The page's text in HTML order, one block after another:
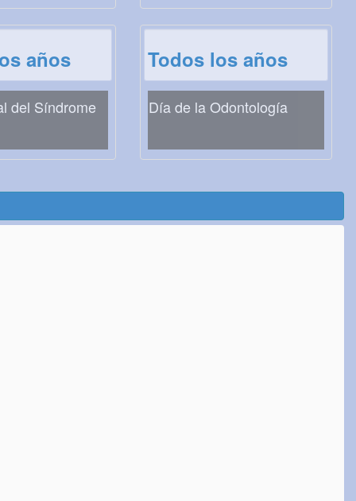
años
del Síndrome
Todos los años
Día de la Odontología